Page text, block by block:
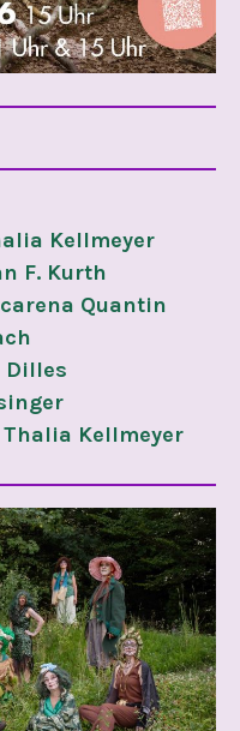
Kellmeyer
F. Kurth
Quantin
Dilles
Thalia Kellmeyer